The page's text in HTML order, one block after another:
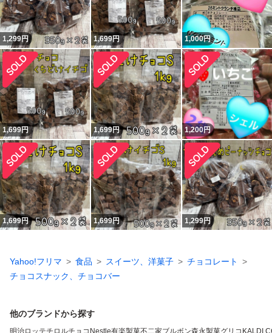
1,299円 1,699円 1,000円
1,699円 1,699円 1,200円
1,699円 1,699円 1,299円
Yahoo!フリマ 食品 スイーツ、洋菓子
チョコレート
チョコスナック、チョコバー
他のブランドから探す